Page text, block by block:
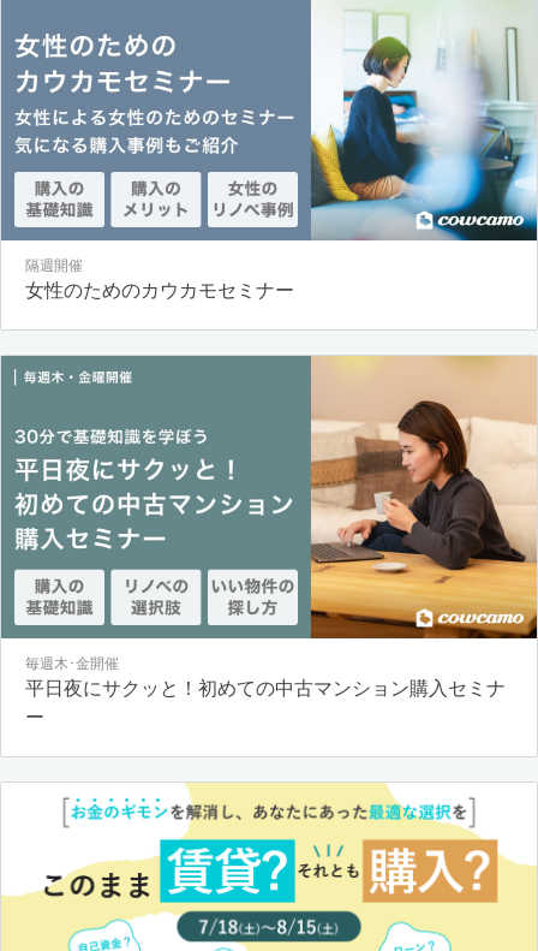
隔週開催
女性のためのカウカモセミナー
毎週木･金開催
平日夜にサクッと！初めての中古マンション購入セミナ
ー